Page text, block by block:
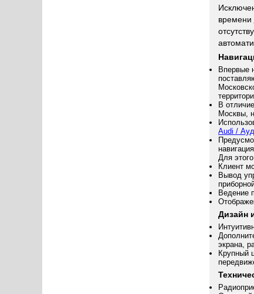
времени
Впервые
В
Москвы,
Audi /
Для
Клиент
Вывод
Ведение
Дизайн
экрана,
Крупный